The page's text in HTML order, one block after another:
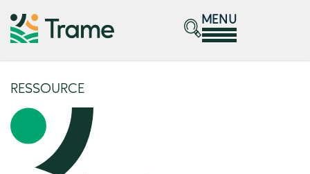
MENU
RESSOURCE